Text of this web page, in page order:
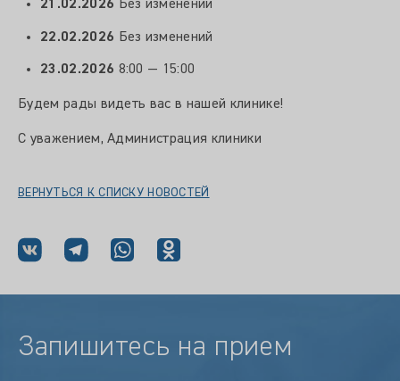
21.02.2026 Без изменений
22.02.2026 Без изменений
23.02.2026 8:00 — 15:00
Будем рады видеть вас в нашей клинике!
С уважением, Администрация клиники
ВЕРНУТЬСЯ К СПИСКУ НОВОСТЕЙ
Запишитесь на прием